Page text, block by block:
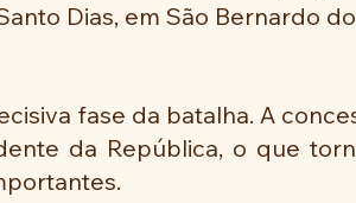
Dias, em São Bernardo
fase da batalha. A
da República, o que